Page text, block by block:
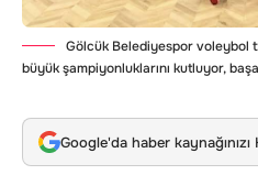
Gölcük Belediyespor voleybol
büyük şampiyonluklarını kutluyor,
Google'da haber